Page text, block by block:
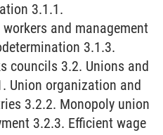
3.1.1.
and management
3.1.3.
councils 3.2. Unions and
Union organization and
3.2.2. Monopoly union
3.2.3. Efficient wage